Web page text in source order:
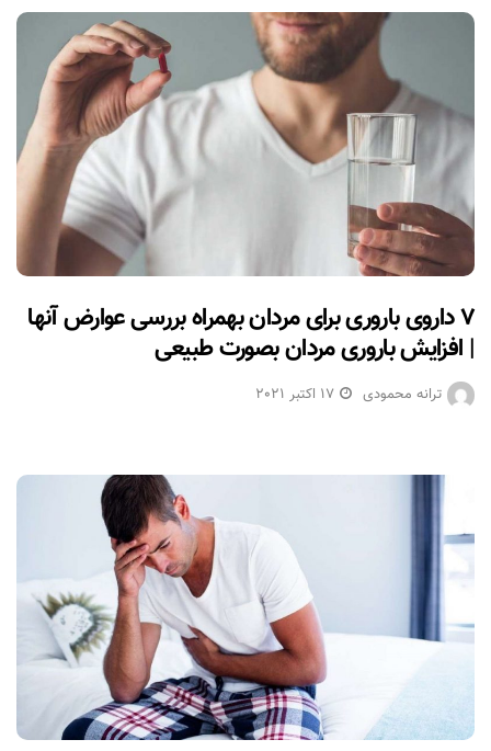
۷ داروی باروری برای مردان بهمراه بررسی عوارض آنها
| افزایش باروری مردان بصورت طبیعی
ترانه محمودی 17 اکتبر 2021